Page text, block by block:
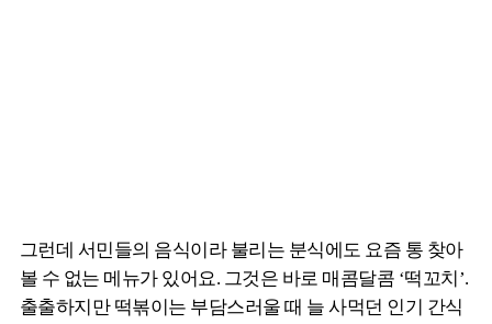
그런데 서민들의 음식이라 불리는 분식에도 요즘 통 찾아
볼 수 없는 메뉴가 있어요. 그것은 바로 매콤달콤 ‘떡꼬치’.
출출하지만 떡볶이는 부담스러울 때 늘 사먹던 인기 간식